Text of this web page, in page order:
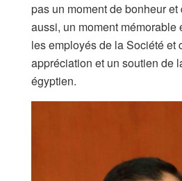
pas un moment de bonheur et
aussi, un moment mémorable
les employés de la Société et
appréciation et un soutien de
égyptien.